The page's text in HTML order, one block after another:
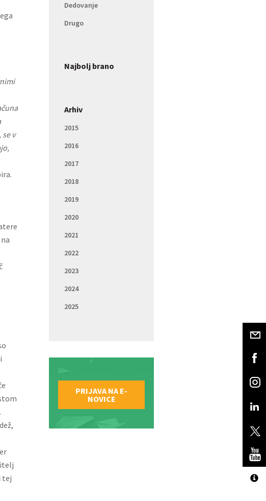
v
tej
Dedovanje
Drugo
Najbolj brano
Arhiv
2015
2016
2017
2018
2019
2020
2021
2022
2023
2024
2025
PRIJAVA NA E-
NOVICE